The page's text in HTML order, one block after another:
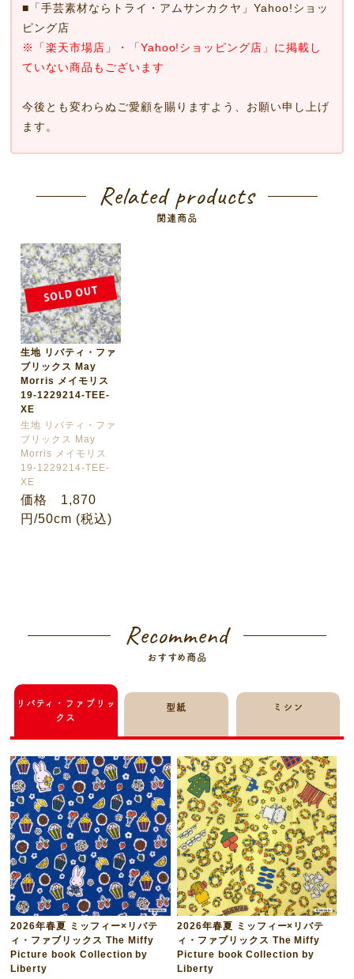
■ 「手芸素材ならトライ・アムサンカクヤ」Yahoo!ショッ
ピング店
※「楽天市場店」・「Yahoo!ショッピング店」に掲載し
ていない商品もございます
今後とも変わらぬご愛顧を賜りますよう、お願い申し上げ
ます。
Related products
関連商品
生地 リバティ・ファ
ブリックス May
Morris メイモリス
19-1229214-TEE-
XE
生地 リバティ・ファ
ブリックス May
Morris メイモリス
19-1229214-TEE-
XE
価格 1,870
円/50cm (税込)
Recommend
おすすめ商品
リバティ・ファブリッ
クス
型紙 ミシン
2026年春夏 ミッフィー×リバテ
ィ・ファブリックス The Miffy
Picture book Collection by
Liberty
2026年春夏 ミッフィー×リバテ
ィ・ファブリックス The Miffy
Picture book Collection by
Liberty